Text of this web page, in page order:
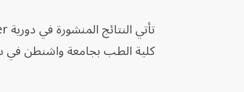
كلية الطب بجامعة واشنطن